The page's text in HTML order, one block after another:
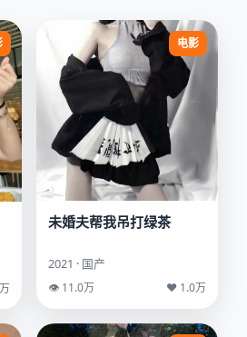
电影
未婚夫帮我吊打绿茶
2021 · 国产
👁 11.0万 ♥ 1.0万